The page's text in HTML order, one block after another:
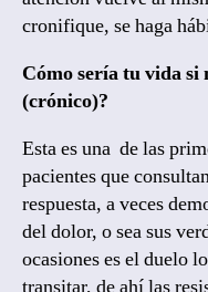
cronifique, se haga
Cómo sería tu vida si
(crónico)?
Esta es una de las
pacientes que
respuesta, a veces
del dolor, o sea sus
ocasiones es el duelo
transitar, de ahí las